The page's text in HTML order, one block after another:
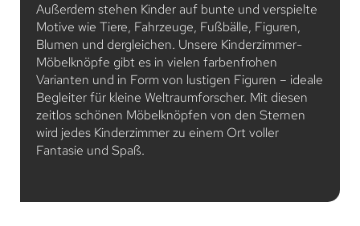
Außerdem stehen Kinder auf bunte und verspielte
Motive wie Tiere, Fahrzeuge, Fußbälle, Figuren,
Blumen und dergleichen. Unsere Kinderzimmer-
Möbelknöpfe gibt es in vielen farbenfrohen
Varianten und in Form von lustigen Figuren – ideale
Begleiter für kleine Weltraumforscher. Mit diesen
zeitlos schönen Möbelknöpfen von den Sternen
wird jedes Kinderzimmer zu einem Ort voller
Fantasie und Spaß.